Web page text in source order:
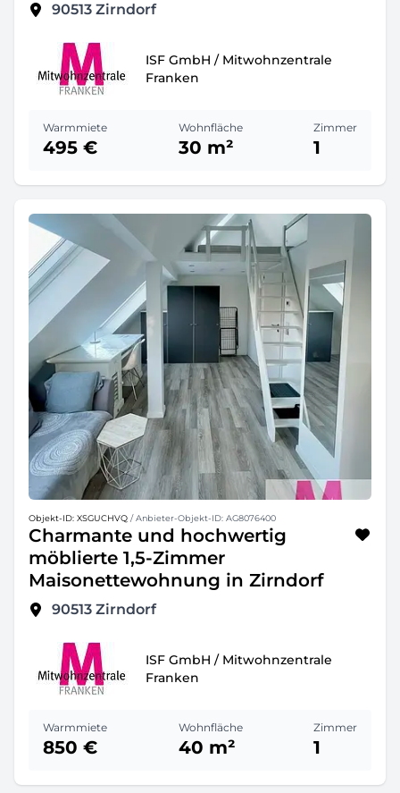
90513 Zirndorf
ISF GmbH / Mitwohnzentrale
Franken
Warmmiete
495 €
Wohnfläche
30 m²
Zimmer
1
Objekt-ID: XSGUCHVQ / Anbieter-Objekt-ID: AG8076400
Charmante und hochwertig
möblierte 1,5-Zimmer
Maisonettewohnung in Zirndorf
90513 Zirndorf
ISF GmbH / Mitwohnzentrale
Franken
Warmmiete
850 €
Wohnfläche
40 m²
Zimmer
1